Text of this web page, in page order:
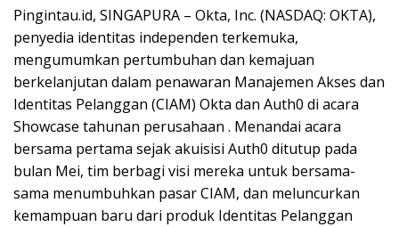
Pingintau.id, SINGAPURA – Okta, Inc. (NASDAQ: OKTA),
penyedia identitas independen terkemuka,
mengumumkan pertumbuhan dan kemajuan
berkelanjutan dalam penawaran Manajemen Akses dan
Identitas Pelanggan (CIAM) Okta dan Auth0 di acara
Showcase tahunan perusahaan . Menandai acara
bersama pertama sejak akuisisi Auth0 ditutup pada
bulan Mei, tim berbagi visi mereka untuk bersama-
sama menumbuhkan pasar CIAM, dan meluncurkan
kemampuan baru dari produk Identitas Pelanggan